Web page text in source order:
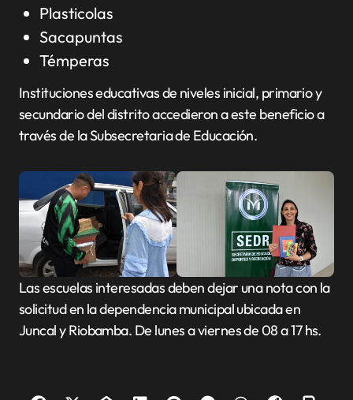
Plasticolas
Sacapuntas
Témperas
Instituciones educativas de niveles inicial, primario y
secundario del distrito accedieron a este beneficio a
través de la Subsecretaria de Educación.
Las escuelas interesadas deben dejar una nota con la
solicitud en la dependencia municipal ubicada en
Juncal y Riobamba. De lunes a viernes de 08 a 17 hs.